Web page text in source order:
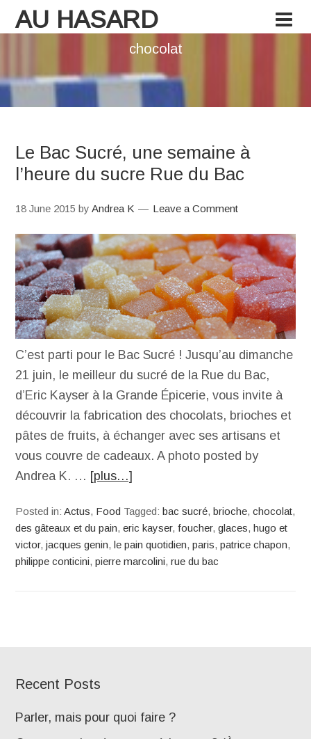
AU HASARD
chocolat
Le Bac Sucré, une semaine à
l’heure du sucre Rue du Bac
18 June 2015 byAndrea K Leave a Comment
C’est parti pour le Bac Sucré ! Jusqu’au dimanche
21 juin, le meilleur du sucré de la Rue du Bac,
d’Eric Kayser à la Grande Épicerie, vous invite à
découvrir la fabrication des chocolats, brioches et
pâtes de fruits, à échanger avec ses artisans et
vous couvre de cadeaux. A photo posted by
Andrea K. … [plus…]
Posted in:Actus, Food Tagged:bac sucré,brioche,chocolat,
des gâteaux et du pain,eric kayser,foucher,glaces,hugo et
victor,jacques genin,le pain quotidien,paris,patrice chapon,
philippe conticini,pierre marcolini,rue du bac
Recent Posts
Parler, mais pour quoi faire ?